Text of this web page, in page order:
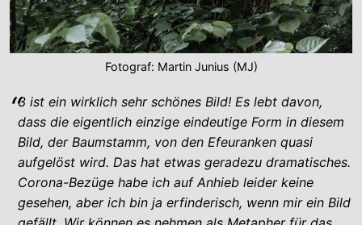
Fotograf: Martin Junius (MJ)
3 ist ein wirklich sehr schönes Bild! Es lebt davon,
dass die eigentlich einzige eindeutige Form in diesem
Bild, der Baumstamm, von den Efeuranken quasi
aufgelöst wird. Das hat etwas geradezu dramatisches.
Corona-Bezüge habe ich auf Anhieb leider keine
gesehen, aber ich bin ja erfinderisch, wenn mir ein Bild